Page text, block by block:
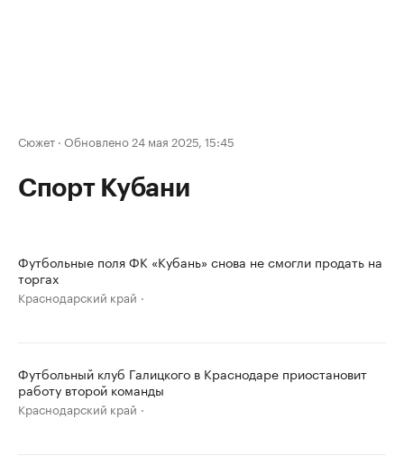
Сюжет · Обновлено 24 мая 2025, 15:45
Спорт Кубани
Футбольные поля ФК «Кубань» снова не смогли продать на
торгах
Краснодарский край
Футбольный клуб Галицкого в Краснодаре приостановит
работу второй команды
Краснодарский край